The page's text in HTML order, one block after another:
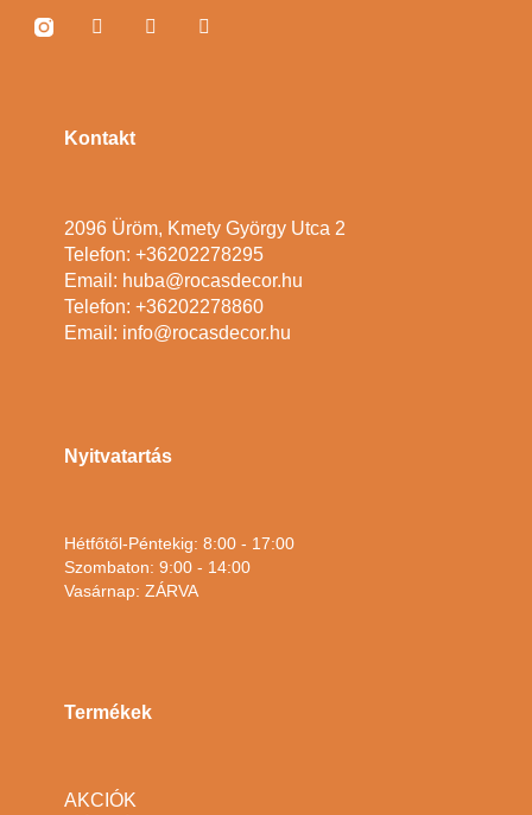
Kontakt
2096 Üröm, Kmety György Utca 2
Telefon: +36202278295
Email: huba@rocasdecor.hu
Telefon: +36202278860
Email: info@rocasdecor.hu
Nyitvatartás
Hétfőtől-Péntekig: 8:00 - 17:00
Szombaton: 9:00 - 14:00
Vasárnap: ZÁRVA
Termékek
AKCIÓK